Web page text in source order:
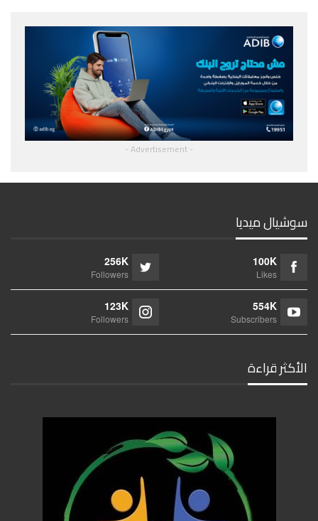
- Advertisement -
سوشيال ميديا
100K
Likes
256K
Followers
554K
Subscribers
123K
Followers
الأكثر قراءة